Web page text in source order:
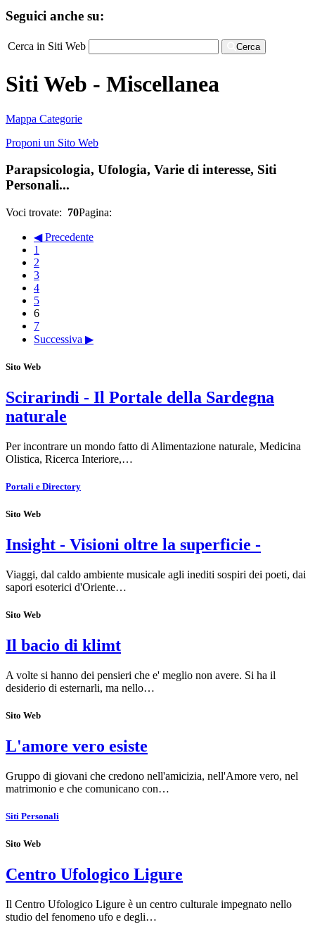
Seguici anche su:
Cerca in Siti Web Cerca
Siti Web - Miscellanea
Mappa Categorie
Proponi un Sito Web
Parapsicologia, Ufologia, Varie di interesse, Siti
Personali...
Voci trovate: 70Pagina:
◀ Precedente
1
2
3
4
5
6
7
Successiva ▶
Sito Web
Scirarindi - Il Portale della Sardegna
naturale
Per incontrare un mondo fatto di Alimentazione naturale, Medicina
Olistica, Ricerca Interiore,…
Portali e Directory
Sito Web
Insight - Visioni oltre la superficie -
Viaggi, dal caldo ambiente musicale agli inediti sospiri dei poeti, dai
sapori esoterici d'Oriente…
Sito Web
Il bacio di klimt
A volte si hanno dei pensieri che e' meglio non avere. Si ha il
desiderio di esternarli, ma nello…
Sito Web
L'amore vero esiste
Gruppo di giovani che credono nell'amicizia, nell'Amore vero, nel
matrimonio e che comunicano con…
Siti Personali
Sito Web
Centro Ufologico Ligure
Il Centro Ufologico Ligure è un centro culturale impegnato nello
studio del fenomeno ufo e degli…